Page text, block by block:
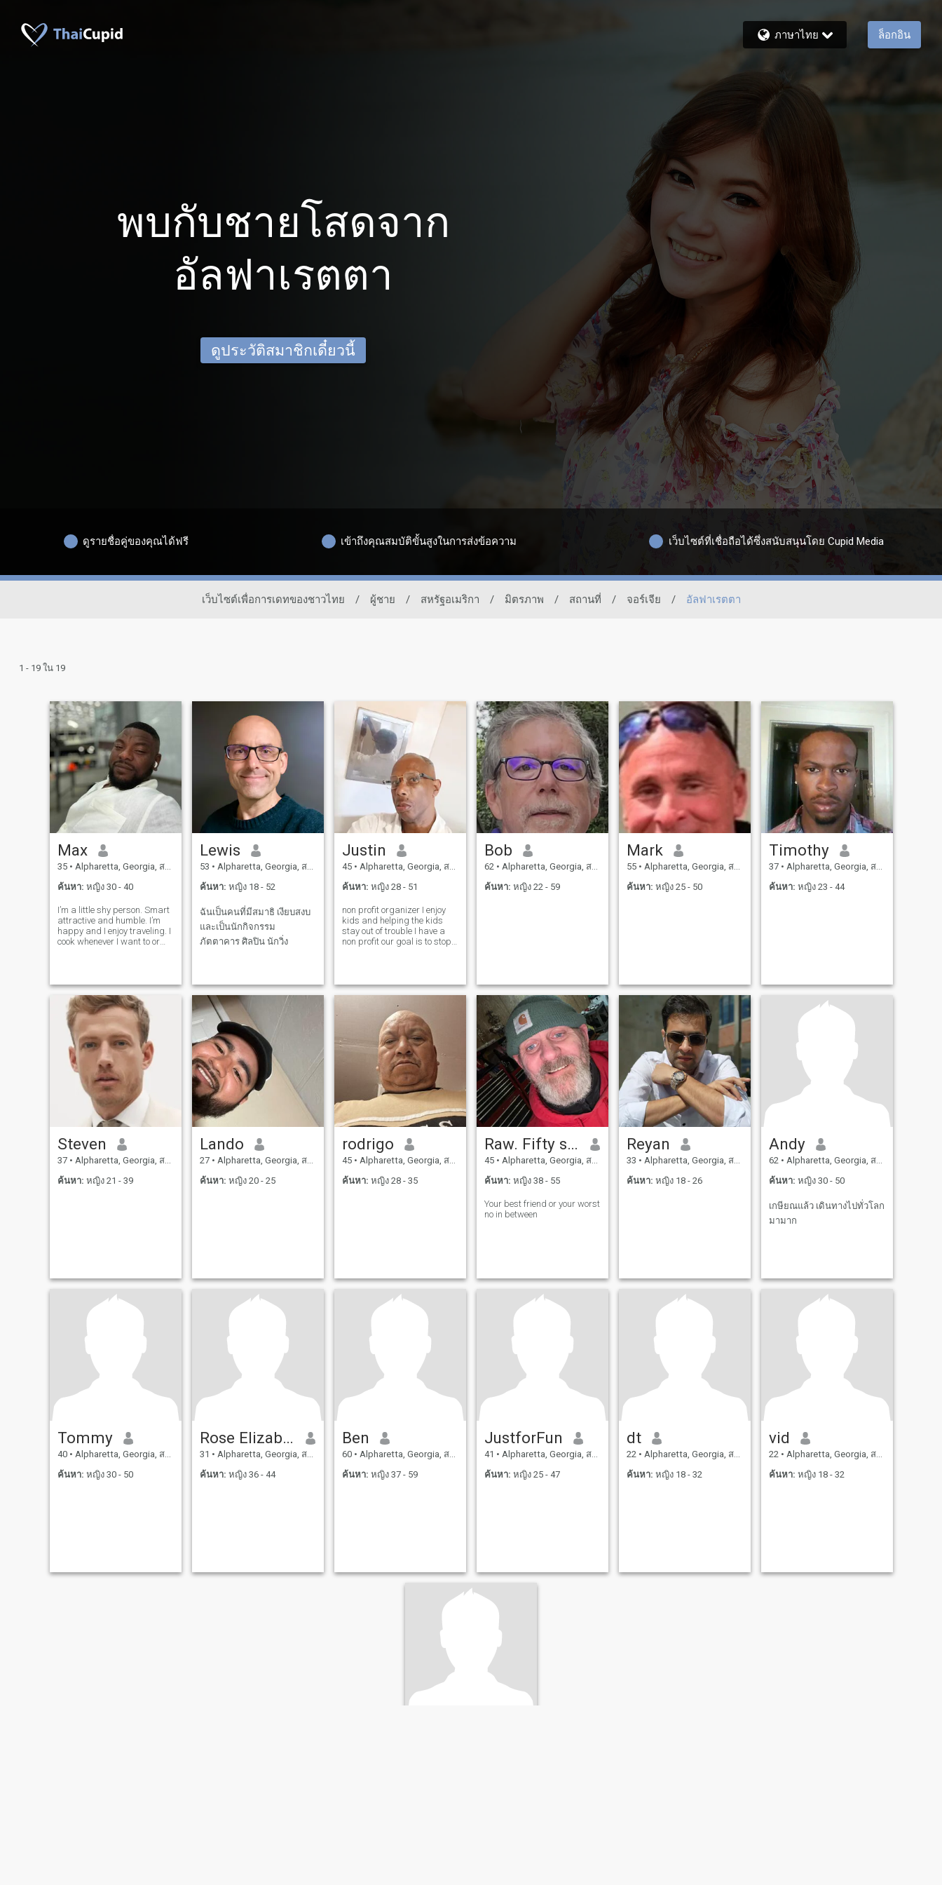
ภาษาไทย ล็อกอิน
พบกับชายโสดจาก
อัลฟาเรตตา
ดูประวัติสมาชิกเดี๋ยวนี้
ดูรายชื่อคู่ของคุณได้ฟรี เข้าถึงคุณสมบัติขั้นสูงในการส่งข้อความ เว็บไซต์ที่เชื่อถือได้ซึ่งสนับสนุนโดย Cupid Media
เว็บไซต์เพื่อการเดทของชาวไทย / ผู้ชาย / สหรัฐอเมริกา / มิตรภาพ / สถานที่ / จอร์เจีย / อัลฟาเรตตา
1 - 19 ใน 19
Max
35 • Alpharetta, Georgia, สหรัฐอเมริกา
ค้นหา: หญิง 30 - 40
I’m a little shy person. Smart
attractive and humble. I’m
happy and I enjoy traveling. I
cook whenever I want to or
Lewis
53 • Alpharetta, Georgia, สหรัฐอเมริกา
ค้นหา: หญิง 18 - 52
ฉันเป็นคนที่มีสมาธิ เงียบสงบ
และเป็นนักกิจกรรม
ภัตตาคาร ศิลปิน นักวิ่ง
Justin
45 • Alpharetta, Georgia, สหรัฐอเมริกา
ค้นหา: หญิง 28 - 51
non profit organizer I enjoy
kids and helping the kids
stay out of trouble I have a
non profit our goal is to stop
Bob
62 • Alpharetta, Georgia, สหรัฐอเมริกา
ค้นหา: หญิง 22 - 59
Mark
55 • Alpharetta, Georgia, สหรัฐอเมริกา
ค้นหา: หญิง 25 - 50
Timothy
37 • Alpharetta, Georgia, สหรัฐอเมริกา
ค้นหา: หญิง 23 - 44
Steven
37 • Alpharetta, Georgia, สหรัฐอเมริกา
ค้นหา: หญิง 21 - 39
Lando
27 • Alpharetta, Georgia, สหรัฐอเมริกา
ค้นหา: หญิง 20 - 25
rodrigo
45 • Alpharetta, Georgia, สหรัฐอเมริกา
ค้นหา: หญิง 28 - 35
Raw. Fifty seven
45 • Alpharetta, Georgia, สหรัฐอเมริกา
ค้นหา: หญิง 38 - 55
Your best friend or your worst
no in between
Reyan
33 • Alpharetta, Georgia, สหรัฐอเมริกา
ค้นหา: หญิง 18 - 26
Andy
62 • Alpharetta, Georgia, สหรัฐอเมริกา
ค้นหา: หญิง 30 - 50
เกษียณแล้ว เดินทางไปทั่วโลก
มามาก
Tommy
40 • Alpharetta, Georgia, สหรัฐอเมริกา
ค้นหา: หญิง 30 - 50
Rose Elizabeth
31 • Alpharetta, Georgia, สหรัฐอเมริกา
ค้นหา: หญิง 36 - 44
Ben
60 • Alpharetta, Georgia, สหรัฐอเมริกา
ค้นหา: หญิง 37 - 59
JustforFun
41 • Alpharetta, Georgia, สหรัฐอเมริกา
ค้นหา: หญิง 25 - 47
dt
22 • Alpharetta, Georgia, สหรัฐอเมริกา
ค้นหา: หญิง 18 - 32
vid
22 • Alpharetta, Georgia, สหรัฐอเมริกา
ค้นหา: หญิง 18 - 32